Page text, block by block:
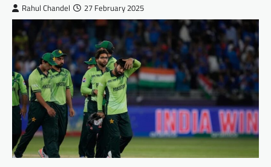
Rahul Chandel 27 February 2025